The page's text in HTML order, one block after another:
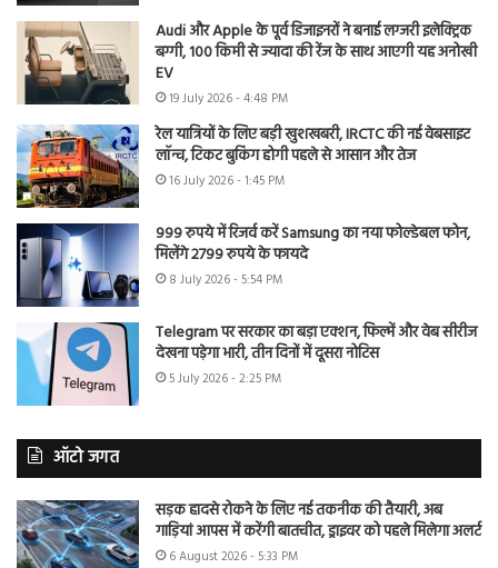
Audi और Apple के पूर्व डिजाइनरों ने बनाई लग्जरी इलेक्ट्रिक
बग्गी, 100 किमी से ज्यादा की रेंज के साथ आएगी यह अनोखी
EV
19 July 2026 - 4:48 PM
रेल यात्रियों के लिए बड़ी खुशखबरी, IRCTC की नई वेबसाइट
लॉन्च, टिकट बुकिंग होगी पहले से आसान और तेज
16 July 2026 - 1:45 PM
999 रुपये में रिजर्व करें Samsung का नया फोल्डेबल फोन,
मिलेंगे 2799 रुपये के फायदे
8 July 2026 - 5:54 PM
Telegram पर सरकार का बड़ा एक्शन, फिल्में और वेब सीरीज
देखना पड़ेगा भारी, तीन दिनों में दूसरा नोटिस
5 July 2026 - 2:25 PM
ऑटो जगत
सड़क हादसे रोकने के लिए नई तकनीक की तैयारी, अब
गाड़ियां आपस में करेंगी बातचीत, ड्राइवर को पहले मिलेगा अलर्ट
6 August 2026 - 5:33 PM